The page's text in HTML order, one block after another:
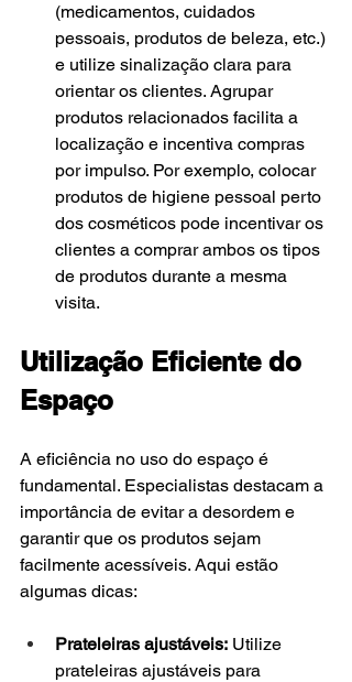
(medicamentos, cuidados
pessoais, produtos de beleza, etc.)
e utilize sinalização clara para
orientar os clientes. Agrupar
produtos relacionados facilita a
localização e incentiva compras
por impulso. Por exemplo, colocar
produtos de higiene pessoal perto
dos cosméticos pode incentivar os
clientes a comprar ambos os tipos
de produtos durante a mesma
visita.
Utilização Eficiente do
Espaço
A eficiência no uso do espaço é
fundamental. Especialistas destacam a
importância de evitar a desordem e
garantir que os produtos sejam
facilmente acessíveis. Aqui estão
algumas dicas:
Prateleiras ajustáveis: Utilize
prateleiras ajustáveis para